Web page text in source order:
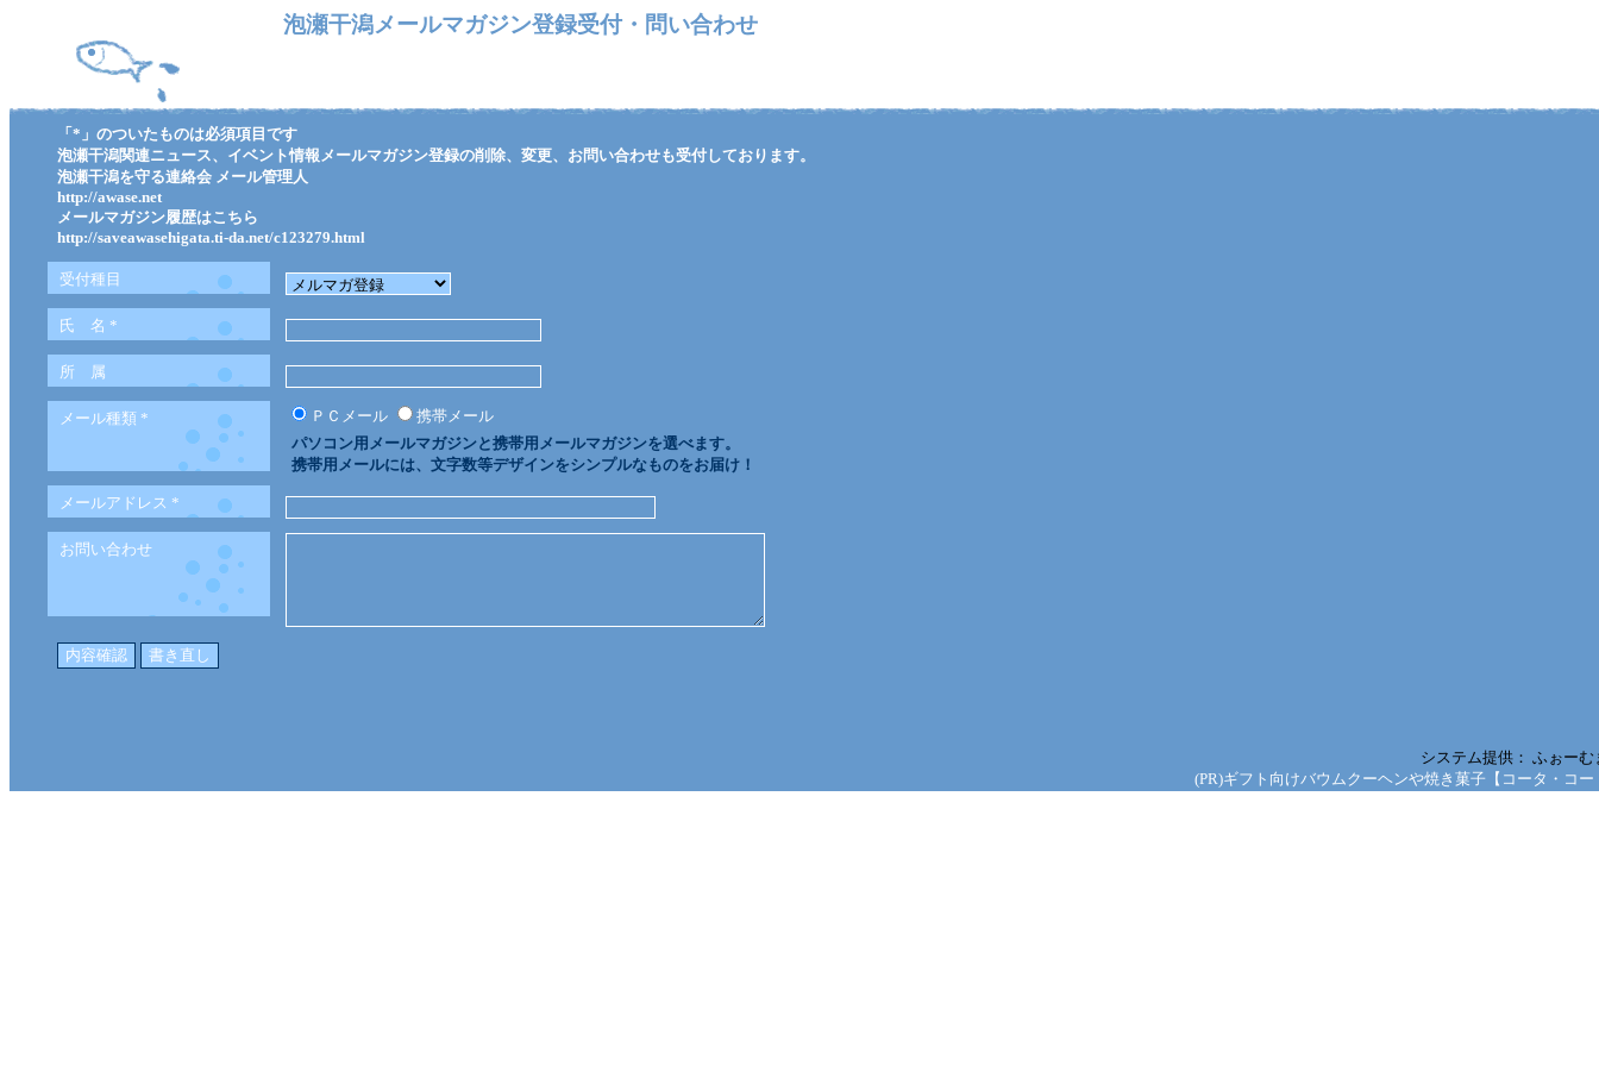
泡瀬干潟メールマガジン登録受付・問い合わせ
「*」のついたものは必須項目です
泡瀬干潟関連ニュース、イベント情報メールマガジン登録の削除、変更、お問い合わせも受付しております。
泡瀬干潟を守る連絡会 メール管理人
http://awase.net
メールマガジン履歴はこちら
http://saveawasehigata.ti-da.net/c123279.html
受付種目
氏 名 *
所 属
メール種類 * ＰＣメール
携帯メール
パソコン用メールマガジンと携帯用メールマガジンを選べます。
携帯用メールには、文字数等デザインをシンプルなものをお届け！
メールアドレス *
お問い合わせ
システム提供： ふぉーむ
(PR)ギフト向けバウムクーヘンや焼き菓子【コータ・コー